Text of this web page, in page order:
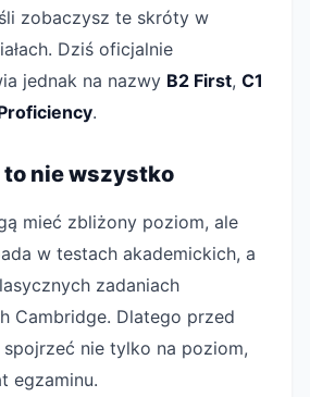
zobaczysz te skróty w
Dziś oficjalnie
jednak na nazwy B2 First, C1
.
to nie wszystko
mieć zbliżony poziom, ale
w testach akademickich, a
zadaniach
Cambridge. Dlatego przed
nie tylko na poziom,
egzaminu.